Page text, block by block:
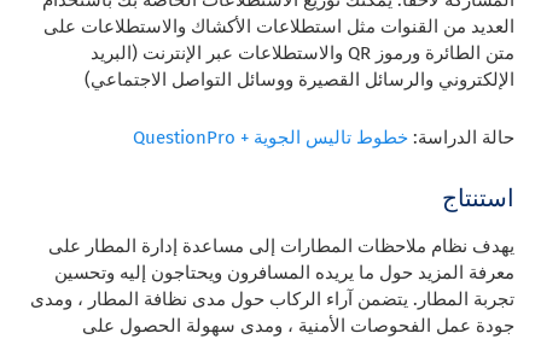
العديد من القنوات مثل استطلاعات الأكشاك والاستطلاعات على
متن الطائرة ورموز QR والاستطلاعات عبر الإنترنت (البريد
الإلكتروني والرسائل القصيرة ووسائل التواصل الاجتماعي)
حالة الدراسة:خطوط تاليس الجوية + QuestionPro
استنتاج
يهدف نظام ملاحظات المطارات إلى مساعدة إدارة المطار على
معرفة المزيد حول ما يريده المسافرون ويحتاجون إليه وتحسين
تجربة المطار. يتضمن آراء الركاب حول مدى نظافة المطار ، ومدى
جودة عمل الفحوصات الأمنية ، ومدى سهولة الحصول على